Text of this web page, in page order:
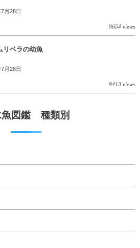
月28日
9654 views
リベラの幼魚
月28日
9413 views
魚図鑑 種類別